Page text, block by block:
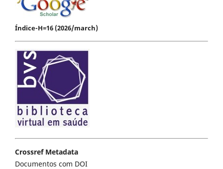
Índice-H=16 (2026/march)
Crossref Metadata
Documentos com DOI